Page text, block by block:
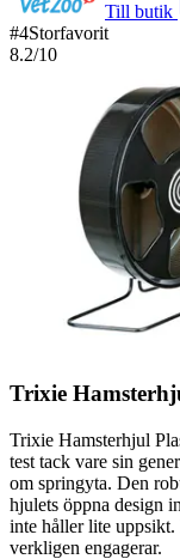
Till butik
#4Storfavorit
8.2/10
Trixie
Trixie Hamsterhjul
test tack vare sin
om springyta. Den
hjulets öppna design
inte håller lite
verkligen engagerar.